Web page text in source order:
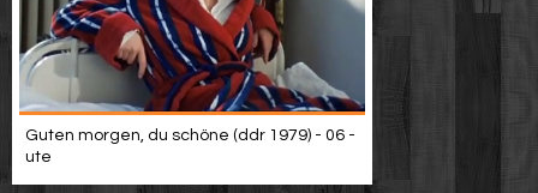
Guten morgen, du schöne (ddr 1979) - 06 -
ute